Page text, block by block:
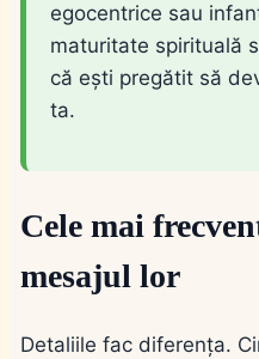
egocentrice sau
maturitate spirituală
că ești pregătit să
ta.
Cele mai
mesajul lor
Detaliile fac diferența.